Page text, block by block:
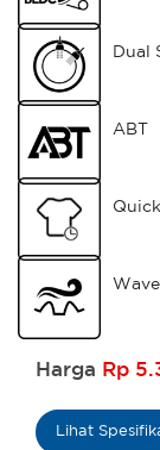
Dual
ABT
Harga Rp
Lihat